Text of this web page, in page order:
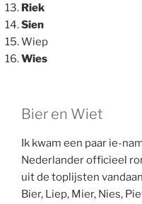
Riek
Sien
Wiep
Wies
Bier en Wiet
Ik kwam een paar ie-
Nederlander officieel
uit de toplijsten
Bier, Liep, Mier, Nies,